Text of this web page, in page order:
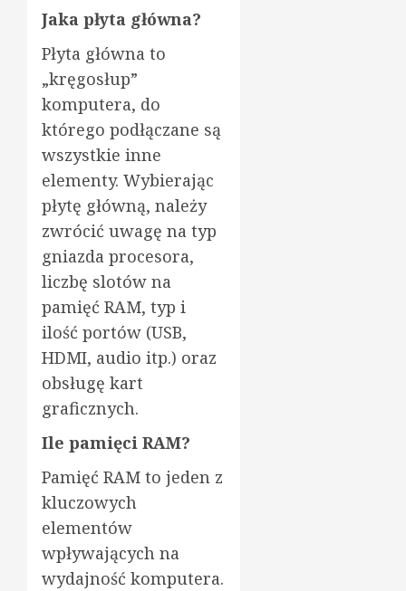
Jaka płyta główna?
Płyta główna to
„kręgosłup”
komputera, do
którego podłączane są
wszystkie inne
elementy. Wybierając
płytę główną, należy
zwrócić uwagę na typ
gniazda procesora,
liczbę slotów na
pamięć RAM, typ i
ilość portów (USB,
HDMI, audio itp.) oraz
obsługę kart
graficznych.
Ile pamięci RAM?
Pamięć RAM to jeden z
kluczowych
elementów
wpływających na
wydajność komputera.